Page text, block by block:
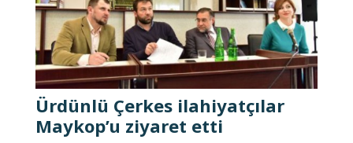
Ürdünlü Çerkes ilahiyatçılar
Maykop’u ziyaret etti